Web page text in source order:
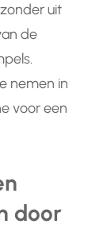
uit
de
nemen in
voor een
door